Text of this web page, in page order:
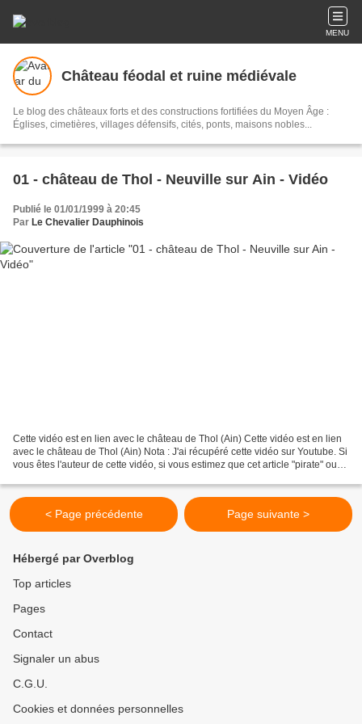
MENU
Château féodal et ruine médiévale
Le blog des châteaux forts et des constructions fortifiées du Moyen Âge :
Églises, cimetières, villages défensifs, cités, ponts, maisons nobles...
01 - château de Thol - Neuville sur Ain - Vidéo
Publié le 01/01/1999 à 20:45
Par Le Chevalier Dauphinois
Cette vidéo est en lien avec le château de Thol (Ain) Cette vidéo est en lien
avec le château de Thol (Ain) Nota : J'ai récupéré cette vidéo sur Youtube. Si
vous êtes l'auteur de cette vidéo, si vous estimez que cet article "pirate" ou
< Page précédente Page suivante >
Hébergé par Overblog
Top articles
Pages
Contact
Signaler un abus
C.G.U.
Cookies et données personnelles